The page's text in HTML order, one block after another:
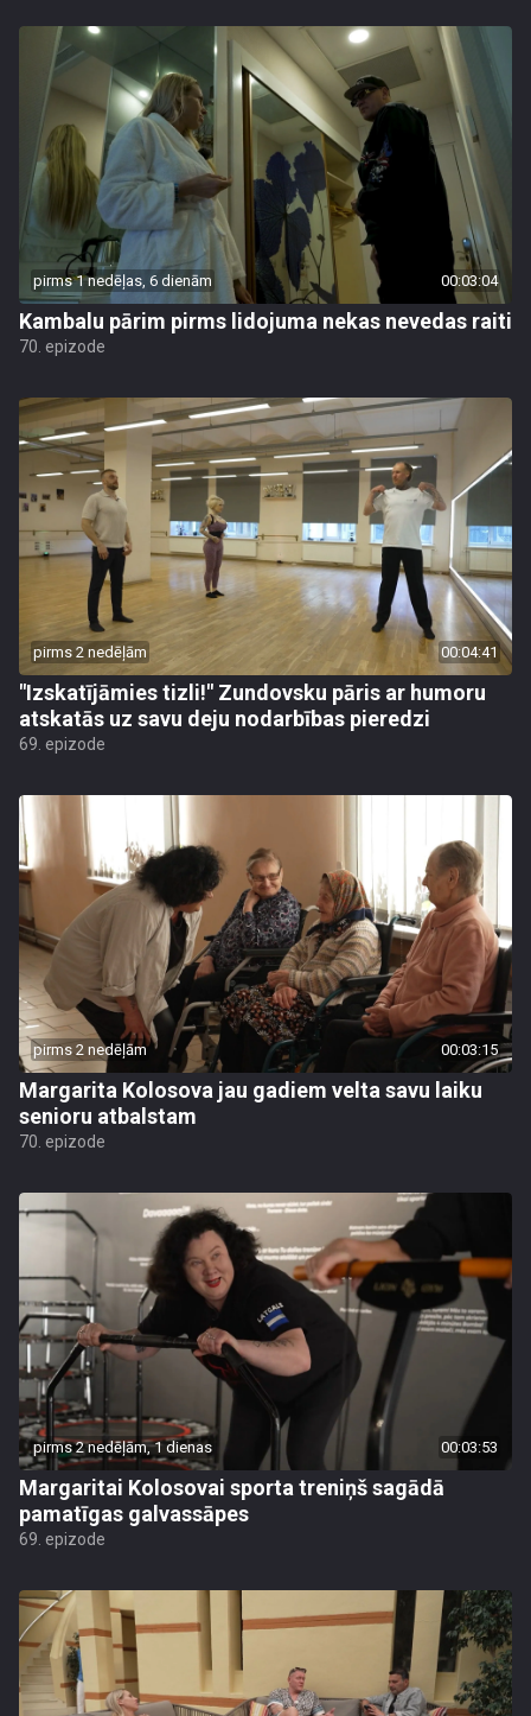
pirms 1 nedēļas, 6 dienām 00:03:04
Kambalu pārim pirms lidojuma nekas nevedas raiti
70. epizode
pirms 2 nedēļām 00:04:41
"Izskatījāmies tizli!" Zundovsku pāris ar humoru
atskatās uz savu deju nodarbības pieredzi
69. epizode
pirms 2 nedēļām 00:03:15
Margarita Kolosova jau gadiem velta savu laiku
senioru atbalstam
70. epizode
pirms 2 nedēļām, 1 dienas 00:03:53
Margaritai Kolosovai sporta treniņš sagādā
pamatīgas galvassāpes
69. epizode